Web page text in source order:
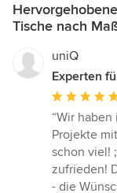
Tische nach
uniQ
Experten
Bewertung:
5
von
5
Sternen
“Wir
Projekte
schon viel!
zufrieden!
- die